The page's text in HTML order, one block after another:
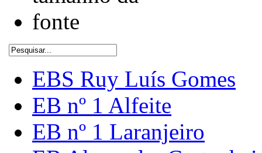
EBS Ruy Luís Gomes
EB nº 1 Alfeite
EB nº 1 Laranjeiro